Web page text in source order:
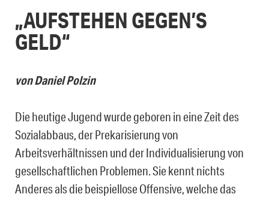
„AUFSTEHEN GEGEN’S
GELD“
von Daniel Polzin
Die heutige Jugend wurde geboren in eine Zeit des
Sozialabbaus, der Prekarisierung von
Arbeitsverhältnissen und der Individualisierung von
gesellschaftlichen Problemen. Sie kennt nichts
Anderes als die beispiellose Offensive, welche das